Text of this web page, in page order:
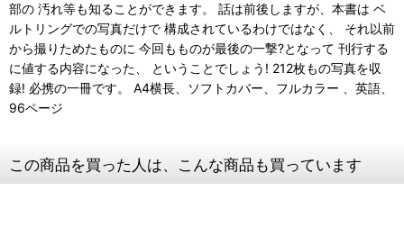
部の 汚れ等も知ることができます。 話は前後しますが、本書は ベ
ルトリングでの写真だけで 構成されているわけではなく、 それ以前
から撮りためたものに 今回もものが最後の一撃?となって 刊行する
に値する内容になった、 ということでしょう! 212枚もの写真を収
録! 必携の一冊です。 A4横長、ソフトカバー、フルカラー 、英語、
96ページ
この商品を買った人は、こんな商品も買っています